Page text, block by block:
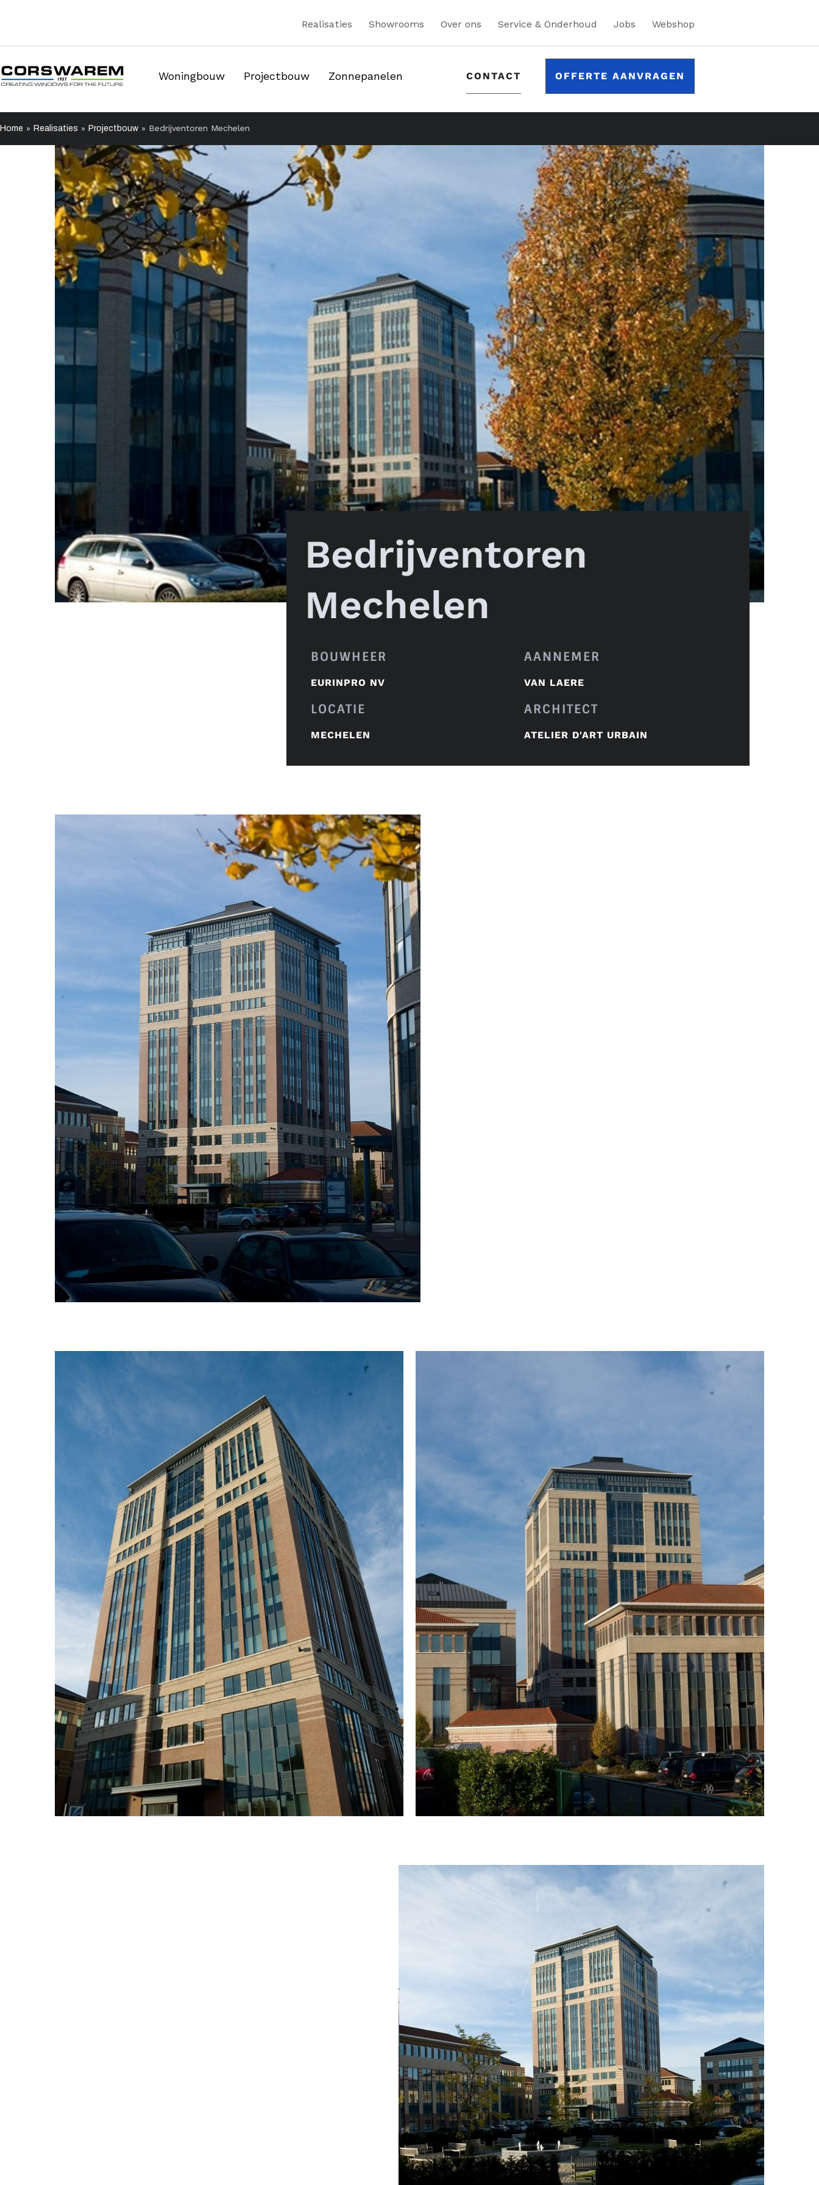
Realisaties Showrooms Over ons Service & Onderhoud Jobs Webshop
Woningbouw Projectbouw Zonnepanelen CONTACT OFFERTE AANVRAGEN
Home » Realisaties » Projectbouw » Bedrijventoren Mechelen
Bedrijventoren
Mechelen
BOUWHEER
EURINPRO NV
LOCATIE
MECHELEN
AANNEMER
VAN LAERE
ARCHITECT
ATELIER D'ART URBAIN